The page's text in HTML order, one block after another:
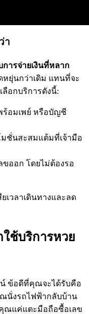
า
การจ่ายเงินที่หลาก
ยุ่นกว่าเดิม แทนที่จะ
อกบริการดังนี้:
ร้อมเพย์ หรือบัญชี
ชั่นสะสมแต้มที่เจ้ามือ
ออก โดยไม่ต้องรอ
เวลาเดินทางและลด
ช้บริการหวย
น์ ข้อดีที่คุณจะได้รับคือ
นั่งรถไฟฟ้ากลับบ้าน
ณแค่แตะมือถือซื้อเลข